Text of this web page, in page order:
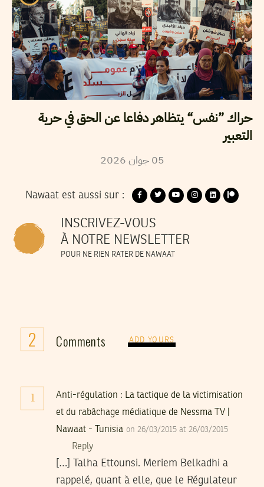
حراك ”نفس“ يتظاهر دفاعا عن الحق في حرية
التعبير
05 جوان2026
Nawaat est aussi sur :
INSCRIVEZ-VOUS
À NOTRE NEWSLETTER
POUR NE RIEN RATER DE NAWAAT
2 Comments ADD YOURS
1
Anti-régulation : La tactique de la victimisation
et du rabâchage médiatique de Nessma TV |
Nawaat - Tunisia on 26/03/2015 at 26/03/2015
Reply
[…] Talha Ettounsi. Meriem Belkadhi a
rappelé, quant à elle, que le Régulateur